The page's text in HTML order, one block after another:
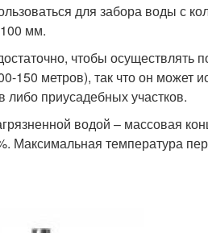
для забора воды с
мм.
чтобы осуществлять
150 метров), так что он может
приусадебных участков.
водой – массовая
Максимальная температура